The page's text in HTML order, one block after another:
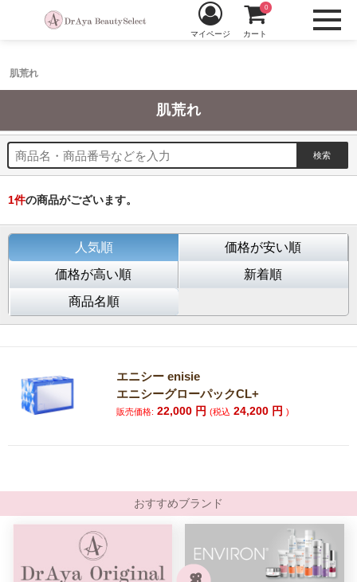
肌荒れ
マイページ カート
0
肌荒れ
1件の商品がございます。
人気順
価格が安い順
価格が高い順
新着順
商品名順
エニシー enisie
エニシーグローパックCL+
販売価格: 22,000 円(税込 24,200 円)
おすすめブランド